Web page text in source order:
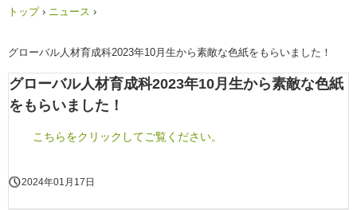
トップ › ニュース ›
グローバル人材育成科2023年10月生から素敵な色紙をもらいました！
グローバル人材育成科2023年10月生から素敵な色紙
をもらいました！
こちらをクリックしてご覧ください。
2024年01月17日